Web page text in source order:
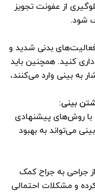
از عفونت تجویز
شود.
فعالیت‌های بدنی شدید و
کنید. همچنین باید
به بینی وارد می‌کنند،
بینی:
با روش‌های پیشنهادی
می‌تواند به بهبود
جراحی به جراح کمک
کرده و مشکلات احتمالی